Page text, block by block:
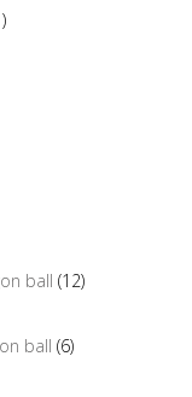
ball (12)
ball (6)